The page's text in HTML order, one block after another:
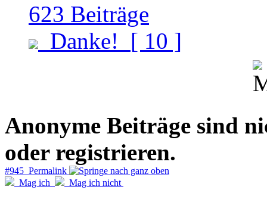
623 Beiträge
Danke! [ 10 ]
Anonyme Beiträge sind
oder registrieren.
#945 Permalink
Mag ich
Mag ich nicht